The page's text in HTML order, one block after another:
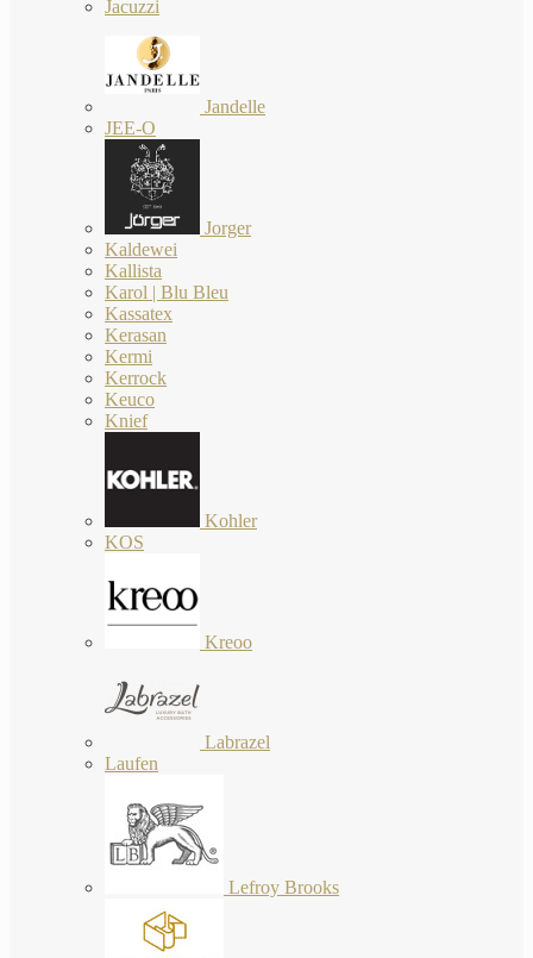
Jacuzzi
Jandelle
JEE-O
Jorger
Kaldewei
Kallista
Karol | Blu Bleu
Kassatex
Kerasan
Kermi
Kerrock
Keuco
Knief
Kohler
KOS
Kreoo
Labrazel
Laufen
Lefroy Brooks